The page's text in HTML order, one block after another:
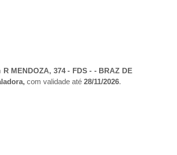
R MENDOZA, 374 - FDS - - BRAZ DE
com validade até 28/11/2026.